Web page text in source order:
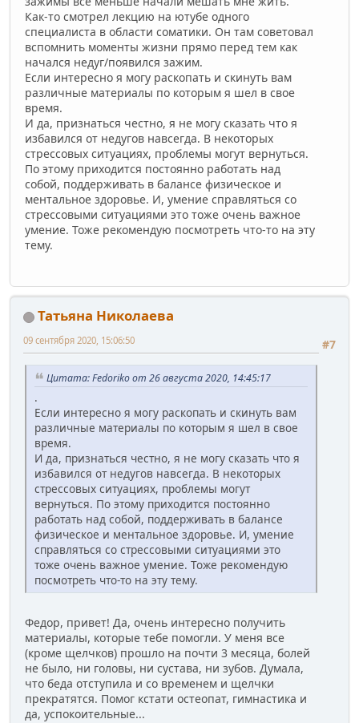
Как-то смотрел лекцию на ютубе одного
специалиста в области соматики. Он там советовал
вспомнить моменты жизни прямо перед тем как
начался недуг/появился зажим.
Если интересно я могу раскопать и скинуть вам
различные материалы по которым я шел в свое
время.
И да, признаться честно, я не могу сказать что я
избавился от недугов навсегда. В некоторых
стрессовых ситуациях, проблемы могут вернуться.
По этому приходится постоянно работать над
собой, поддерживать в балансе физическое и
ментальное здоровье. И, умение справляться со
стрессовыми ситуациями это тоже очень важное
умение. Тоже рекомендую посмотреть что-то на эту
тему.
Татьяна Николаева
#7
09 сентября 2020, 15:06:50
Цитата: Fedoriko от 26 августа 2020, 14:45:17
.
Если интересно я могу раскопать и скинуть вам
различные материалы по которым я шел в свое
время.
И да, признаться честно, я не могу сказать что я
избавился от недугов навсегда. В некоторых
стрессовых ситуациях, проблемы могут
вернуться. По этому приходится постоянно
работать над собой, поддерживать в балансе
физическое и ментальное здоровье. И, умение
справляться со стрессовыми ситуациями это
тоже очень важное умение. Тоже рекомендую
посмотреть что-то на эту тему.
Федор, привет! Да, очень интересно получить
материалы, которые тебе помогли. У меня все
(кроме щелчков) прошло на почти 3 месяца, болей
не было, ни головы, ни сустава, ни зубов. Думала,
что беда отступила и со временем и щелчки
прекратятся. Помог кстати остеопат, гимнастика и
да, успокоительные...